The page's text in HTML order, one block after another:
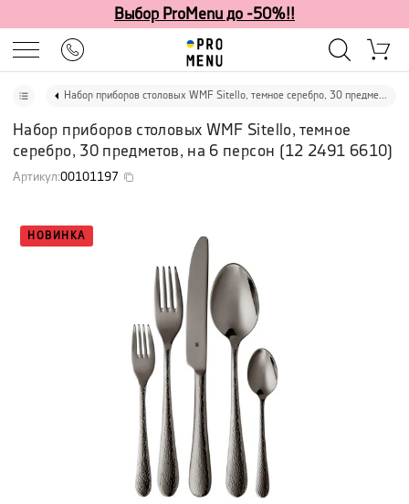
Выбор ProMenu до -50%!!
Набор приборов столовых WMF Sitello, темное серебро, 30 предметов, на 6 персон
Набор приборов столовых WMF Sitello, темное
серебро, 30 предметов, на 6 персон (12 2491 6610)
Артикул:00101197
НОВИНКА